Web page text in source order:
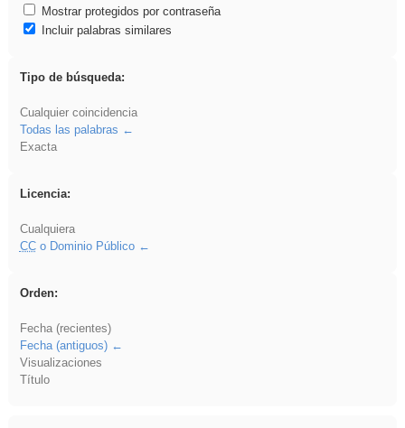
Mostrar protegidos por contraseña
Incluir palabras similares
Tipo de búsqueda:
Cualquier coincidencia
Todas las palabras
Exacta
Licencia:
Cualquiera
CCo Dominio Público
Orden:
Fecha (recientes)
Fecha (antiguos)
Visualizaciones
Título